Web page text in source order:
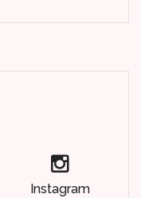
Instagram